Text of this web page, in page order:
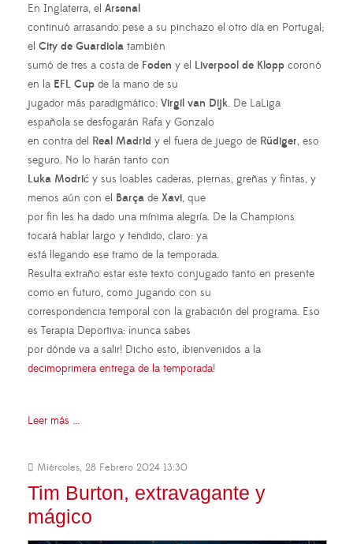
En Inglaterra, el Arsenal
continuó arrasando pese a su pinchazo el otro día en Portugal;
el City de Guardiola también
sumó de tres a costa de Foden y el Liverpool de Klopp coronó
en la EFL Cup de la mano de su
jugador más paradigmático: Virgil van Dijk. De LaLiga
española se desfogarán Rafa y Gonzalo
en contra del Real Madrid y el fuera de juego de Rüdiger, eso
seguro. No lo harán tanto con
Luka Modrić y sus loables caderas, piernas, greñas y fintas, y
menos aún con el Barça de Xavi, que
por fin les ha dado una mínima alegría. De la Champions
tocará hablar largo y tendido, claro: ya
está llegando ese tramo de la temporada.
Resulta extraño estar este texto conjugado tanto en presente
como en futuro, como jugando con su
correspondencia temporal con la grabación del programa. Eso
es Terapia Deportiva: ¡nunca sabes
por dónde va a salir! Dicho esto, ¡bienvenidos a la
decimoprimera entrega de la temporada!
Leer más ...
Miércoles, 28 Febrero 2024 13:30
Tim Burton, extravagante y
mágico